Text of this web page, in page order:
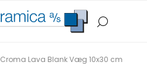
Croma Lava Blank Væg 10x30 cm